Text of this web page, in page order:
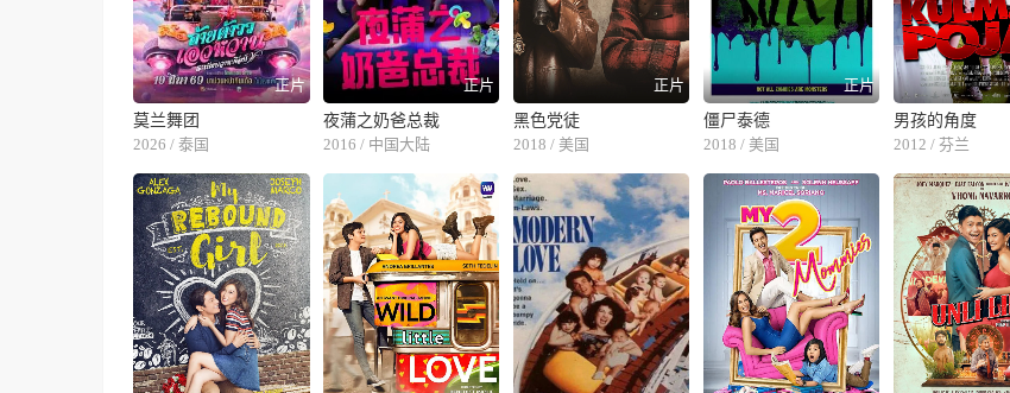
正片
莫兰舞团
2026 / 泰国
正片
夜蒲之奶爸总裁
2016 / 中国大陆
正片
黑色党徒
2018 / 美国
正片
僵尸泰德
2018 / 美国
男孩的角度
2012 / 芬兰